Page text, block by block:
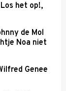
het op!,
de Mol
Noa niet
Genee